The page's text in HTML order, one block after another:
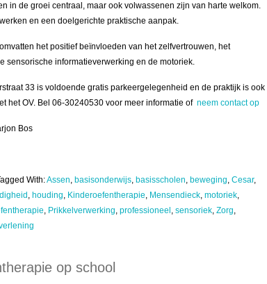
in de groei centraal, maar ook volwassenen zijn van harte welkom.
en een doelgerichte praktische aanpak.
het positief beïnvloeden van het zelfvertrouwen, het
sensorische informatieverwerking en de motoriek.
33 is voldoende gratis parkeergelegenheid en de praktijk is ook
het OV. Bel 06-30240530 voor meer informatie of neem contact op
Bos
With:Assen, basisonderwijs, basisscholen, beweging, Cesar,
, houding, Kinderoefentherapie, Mensendieck, motoriek,
, Prikkelverwerking, professioneel , sensoriek, Zorg,
op school